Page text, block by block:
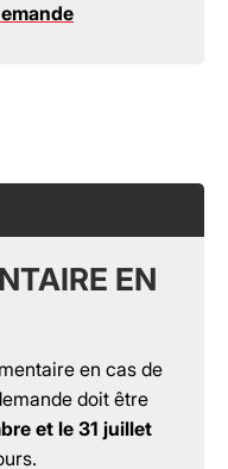
EN
en cas de
doit être
et le 31 juillet